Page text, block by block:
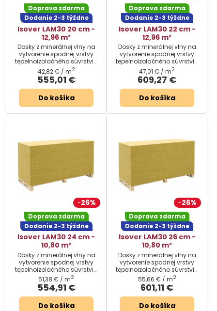
Doprava zdarma
Dodanie 2-3 týždne
Isover LAM30 20 cm -
12,96 m²
Dosky z minerálnej vlny na
vytvorenie spodnej vrstvy
tepelnoizolačného súvrstvia
plochých striech.
555,01 €
42,82 € / m2
Do košíka
Doprava zdarma
Dodanie 2-3 týždne
Isover LAM30 22 cm -
12,96 m²
Dosky z minerálnej vlny na
vytvorenie spodnej vrstvy
tepelnoizolačného súvrstvia
plochých striech.
609,27 €
47,01 € / m2
Do košíka
26%
Doprava zdarma
Dodanie 2-3 týždne
Isover LAM30 24 cm -
10,80 m²
Dosky z minerálnej vlny na
vytvorenie spodnej vrstvy
tepelnoizolačného súvrstvia
plochých striech.
554,91 €
51,38 € / m2
Do košíka
26%
Doprava zdarma
Dodanie 2-3 týždne
Isover LAM30 26 cm -
10,80 m²
Dosky z minerálnej vlny na
vytvorenie spodnej vrstvy
tepelnoizolačného súvrstvia
plochých striech.
601,11 €
55,66 € / m2
Do košíka